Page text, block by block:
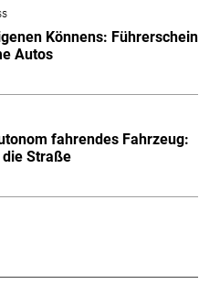
Könnens: Führerschein
Autos
fahrendes Fahrzeug:
Straße